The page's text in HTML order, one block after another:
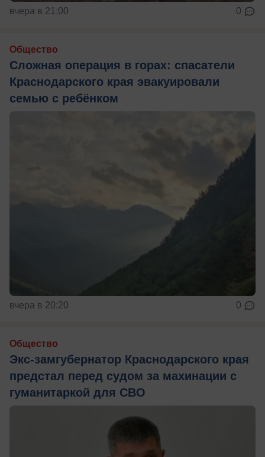
вчера в 21:00 0
Общество
Сложная операция в горах: спасатели
Краснодарского края эвакуировали
семью с ребёнком
вчера в 20:20 0
Общество
Экс-замгубернатор Краснодарского края
предстал перед судом за махинации с
гуманитаркой для СВО